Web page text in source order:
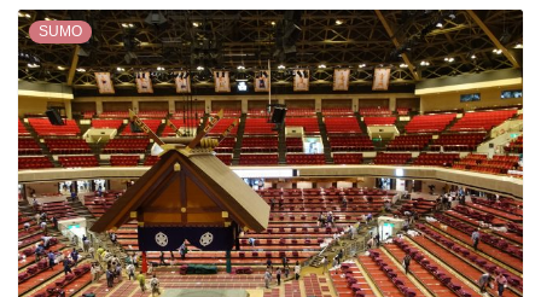
SUMO